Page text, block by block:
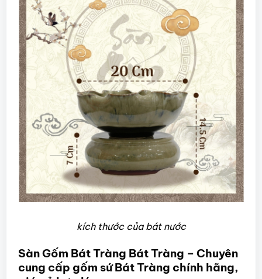
kích thước của bát nước
Sàn Gốm Bát Tràng Bát Tràng – Chuyên
cung cấp gốm sứ Bát Tràng chính hãng,